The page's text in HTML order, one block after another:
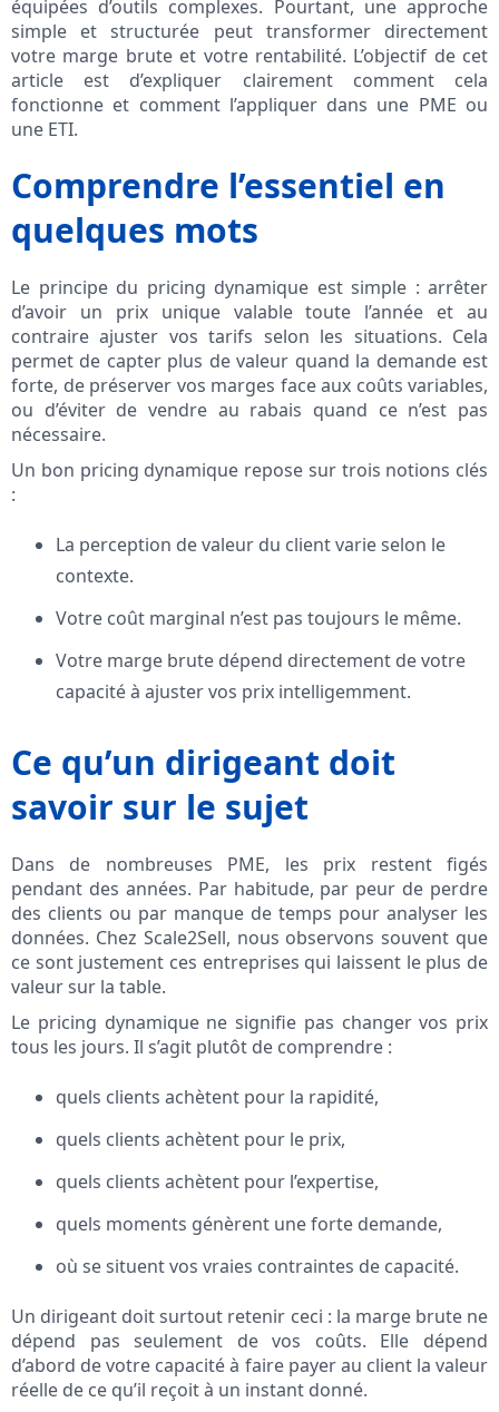
équipées d’outils complexes. Pourtant, une approche
simple et structurée peut transformer directement
votre marge brute et votre rentabilité. L’objectif de cet
article est d’expliquer clairement comment cela
fonctionne et comment l’appliquer dans une PME ou
une ETI.
Comprendre l’essentiel en
quelques mots
Le principe du pricing dynamique est simple : arrêter
d’avoir un prix unique valable toute l’année et au
contraire ajuster vos tarifs selon les situations. Cela
permet de capter plus de valeur quand la demande est
forte, de préserver vos marges face aux coûts variables,
ou d’éviter de vendre au rabais quand ce n’est pas
nécessaire.
Un bon pricing dynamique repose sur trois notions clés
:
La perception de valeur du client varie selon le
contexte.
Votre coût marginal n’est pas toujours le même.
Votre marge brute dépend directement de votre
capacité à ajuster vos prix intelligemment.
Ce qu’un dirigeant doit
savoir sur le sujet
Dans de nombreuses PME, les prix restent figés
pendant des années. Par habitude, par peur de perdre
des clients ou par manque de temps pour analyser les
données. Chez Scale2Sell, nous observons souvent que
ce sont justement ces entreprises qui laissent le plus de
valeur sur la table.
Le pricing dynamique ne signifie pas changer vos prix
tous les jours. Il s’agit plutôt de comprendre :
quels clients achètent pour la rapidité,
quels clients achètent pour le prix,
quels clients achètent pour l’expertise,
quels moments génèrent une forte demande,
où se situent vos vraies contraintes de capacité.
Un dirigeant doit surtout retenir ceci : la marge brute ne
dépend pas seulement de vos coûts. Elle dépend
d’abord de votre capacité à faire payer au client la valeur
réelle de ce qu’il reçoit à un instant donné.